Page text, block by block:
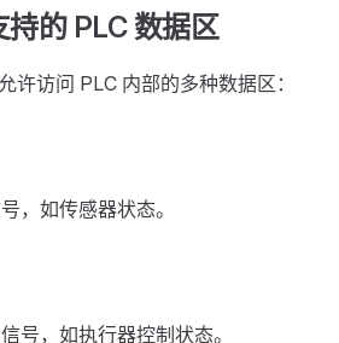
的 PLC 数据区
许访问 PLC 内部的多种数据区：
，如传感器状态。
号，如执行器控制状态。